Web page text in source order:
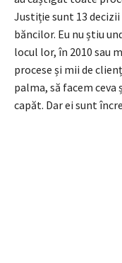
Justiție sunt 13
băncilor. Eu nu știu
locul lor, în 2010 sau
procese și mii de
palma, să facem ceva
capăt. Dar ei sunt